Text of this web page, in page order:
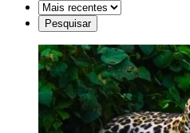
Pesquisar